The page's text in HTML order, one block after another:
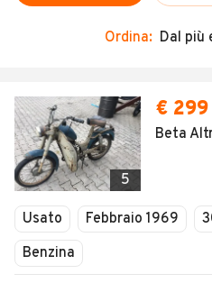
Auto Nuove
Noleggio a lungo
Moto
Camper
Veicoli Commerciali
Concessionari
Ordina: Dal più
5
€ 299
Beta
Usato Febbraio 1969
Benzina